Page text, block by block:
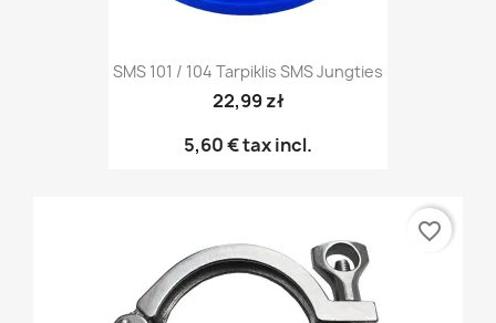
SMS 101 / 104 Tarpiklis SMS Jungties
22,99 zł
5,60 €tax incl.
favorite_border